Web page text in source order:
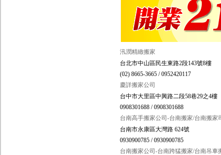
汛潤精緻搬家
台北市中山區民生東路2段143號8樓
(02) 8665-3665 / 0952420117
慶詳搬家公司
台中市大里區中興路二段58巷29之4樓
0908301688 / 0908301688
台南高手搬家公司-台南搬家/台南搬家
台南市永康區大灣路 624號
0930900785 / 0930900785
台南搬家公司-台南跨猛搬家/台南吊車